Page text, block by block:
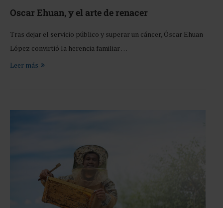
Oscar Ehuan, y el arte de renacer
Tras dejar el servicio público y superar un cáncer, Óscar Ehuan
López convirtió la herencia familiar …
Leer más